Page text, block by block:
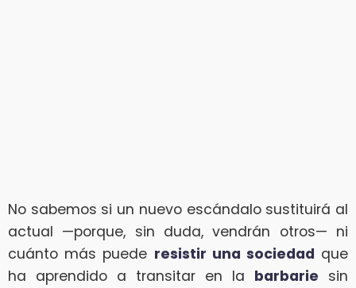
No sabemos si un nuevo escándalo sustituirá al
actual —porque, sin duda, vendrán otros— ni
cuánto más puede resistir una sociedad que
ha aprendido a transitar en la barbarie sin